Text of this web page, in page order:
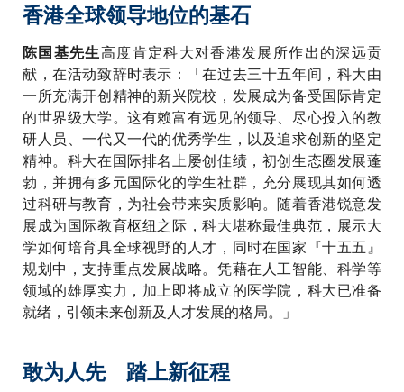
香港全球领导地位的基石
陈国基先生高度肯定科大对香港发展所作出的深远贡
献，在活动致辞时表示：「在过去三十五年间，科大由
一所充满开创精神的新兴院校，发展成为备受国际肯定
的世界级大学。这有赖富有远见的领导、尽心投入的教
研人员、一代又一代的优秀学生，以及追求创新的坚定
精神。科大在国际排名上屡创佳绩，初创生态圈发展蓬
勃，并拥有多元国际化的学生社群，充分展现其如何透
过科研与教育，为社会带来实质影响。随着香港锐意发
展成为国际教育枢纽之际，科大堪称最佳典范，展示大
学如何培育具全球视野的人才，同时在国家『十五五』
规划中，支持重点发展战略。凭藉在人工智能、科学等
领域的雄厚实力，加上即将成立的医学院，科大已准备
就绪，引领未来创新及人才发展的格局。」
敢为人先 踏上新征程